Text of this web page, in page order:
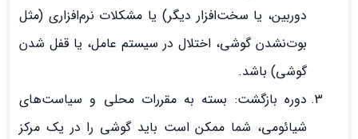
دوربین، یا سخت‌افزار دیگر) یا مشکلات نرم‌افزاری (مثل
بوت‌نشدن گوشی، اختلال در سیستم عامل، یا قفل شدن
گوشی) باشد.
دوره بازگشت: بسته به مقررات محلی و سیاست‌های
شیائومی، شما ممکن است باید گوشی را در یک مرکز